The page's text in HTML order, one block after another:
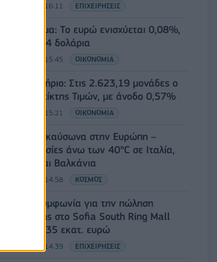
07/08/2026 - 16:11 ΕΠΙΧΕΙΡΗΣΕΙΣ
Συνάλλαγμα: Το ευρώ ενισχύεται 0,08%,
στα 1,1534 δολάρια
07/08/2026 - 15:45 ΟΙΚΟΝΟΜΙΑ
Χρηματιστήριο: Στις 2.623,19 μονάδες ο
Γενικός Δείκτης Τιμών, με άνοδο 0,57%
07/08/2026 - 15:21 ΟΙΚΟΝΟΜΙΑ
Νέο κύμα καύσωνα στην Ευρώπη –
Θερμοκρασίες άνω των 40°C σε Ιταλία,
Ισπανία και Βαλκάνια
07/08/2026 - 14:58 ΚΟΣΜΟΣ
Fourlis: Συμφωνία για την πώληση
συμμετοχής στο Sofia South Ring Mall
έναντι 49,35 εκατ. ευρώ
07/08/2026 - 14:39 ΕΠΙΧΕΙΡΗΣΕΙΣ